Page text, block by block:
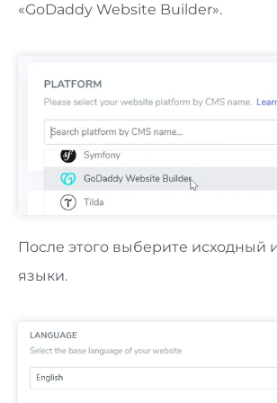
«GoDaddy Website Builder».
После этого выберите исходный
языки.